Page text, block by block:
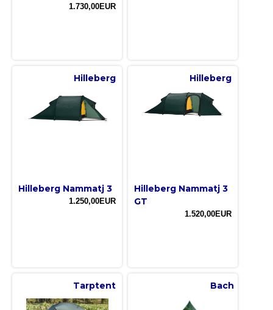
1.730,00EUR
Hilleberg
Hilleberg Nammatj 3
1.250,00EUR
Hilleberg
Hilleberg Nammatj 3
GT
1.520,00EUR
Tarptent Bach